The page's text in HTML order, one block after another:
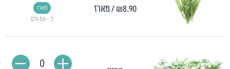
₪8.90 / מארז
כ - 50 גרם
מארז
0